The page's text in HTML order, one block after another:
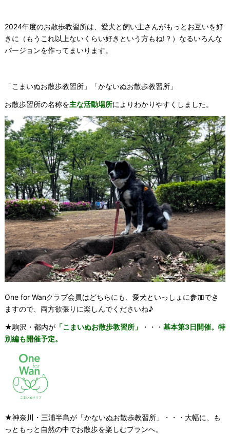
2024年度のお散歩教習所は、愛犬と飼い主さんがもっとお互いを好
きに（もうこれ以上ないくらい好きという方もね!？）なるいろんな
バージョンを作ってまいります。
「こまいぬお散歩教習所」「かないぬお散歩教習所」
お散歩習所の名称を主な活動場所によりわかりやすくしました。
One for Wanクラブ会員はどちらにも、愛犬といっしょに参加でき
ますので、両方欲張りに楽しんでくださいね♪
★駒沢・都内が「こまいぬお散歩教習所」 ・・・ 基本第3日開催。特
別編も開催予定。
★神奈川・三浦半島が「かないぬお散歩教習所」・・・大幅に、も
っともっと自然の中でお散歩を楽しむプランへ。